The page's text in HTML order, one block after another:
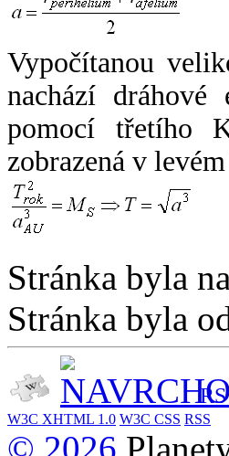
Vypočítanou
nachází
pomocí třetího
zobrazená v
Stránka byla
Stránka byla
RS
W3C XHTML 1.0 W3C CSS RSS